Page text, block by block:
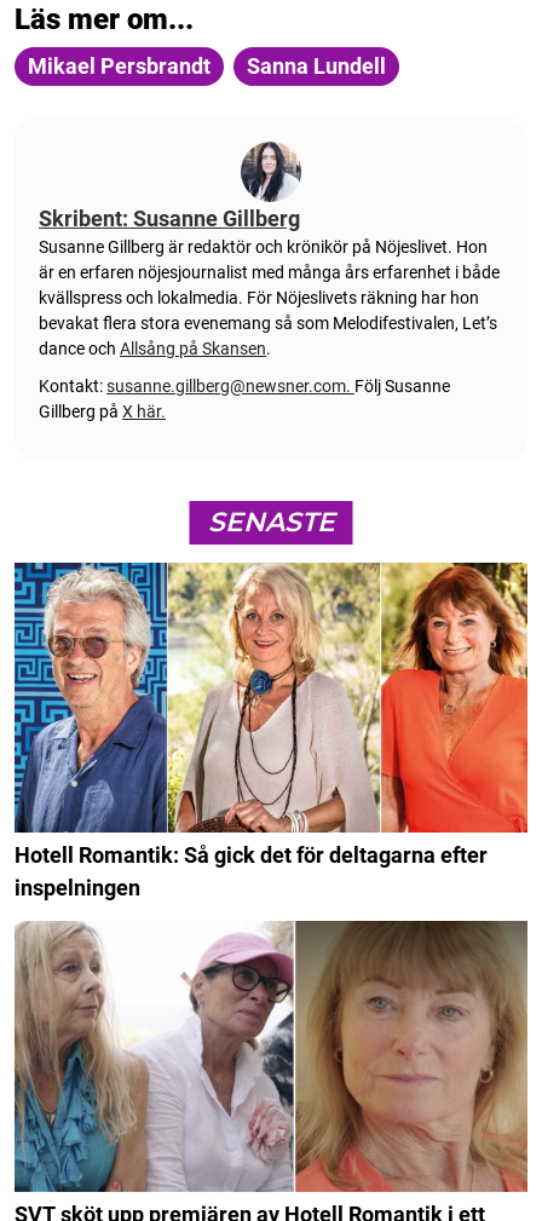
Läs mer om...
Mikael Persbrandt Sanna Lundell
Skribent: Susanne Gillberg
Susanne Gillberg är redaktör och krönikör på Nöjeslivet. Hon
är en erfaren nöjesjournalist med många års erfarenhet i både
kvällspress och lokalmedia. För Nöjeslivets räkning har hon
bevakat flera stora evenemang så som Melodifestivalen, Let’s
dance och Allsång på Skansen.
Kontakt:susanne.gillberg@newsner.com. Följ Susanne
Gillberg på X här.
SENASTE
Hotell Romantik: Så gick det för deltagarna efter
inspelningen
SVT sköt upp premiären av Hotell Romantik i ett